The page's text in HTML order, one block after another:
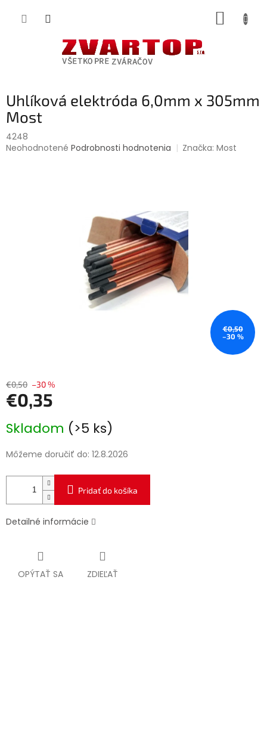
Uhlíková elektróda 6,0mm x 305mm
Most
4248
Priemerné
Neohodnotené Podrobnosti hodnotenia Značka:Most
€0,50
–30 %
€0,50 –30 %
€0,35
cena:
Skladom (>5 ks)
Môžeme doručiť do: 12.8.2026
Pridať do košíka
Detailné informácie
OPÝTAŤ SA ZDIEĽAŤ